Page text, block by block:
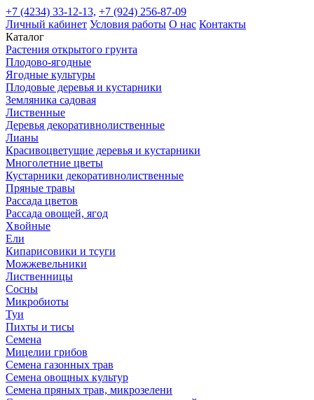
+7 (4234) 33-12-13, +7 (924) 256-87-09
Личный кабинет Условия работы О нас Контакты
Каталог
Растения открытого грунта
Плодово-ягодные
Ягодные культуры
Плодовые деревья и кустарники
Земляника садовая
Лиственные
Деревья декоративнолиственные
Лианы
Красивоцветущие деревья и кустарники
Многолетние цветы
Кустарники декоративнолиственные
Пряные травы
Рассада цветов
Рассада овощей, ягод
Хвойные
Ели
Кипарисовики и тсуги
Можжевельники
Лиственницы
Сосны
Микробиоты
Туи
Пихты и тисы
Семена
Мицелии грибов
Семена газонных трав
Семена овощных культур
Семена пряных трав, микрозелени